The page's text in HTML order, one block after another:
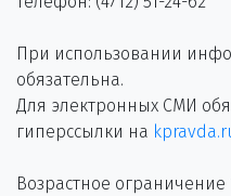
При использовании
обязательна.
Для электронных СМИ
гиперссылки на
Возрастное ограничение